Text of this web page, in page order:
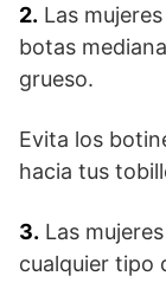
2. Las
botas
grueso.
Evita los
hacia tus
3. Las
cualquier tipo